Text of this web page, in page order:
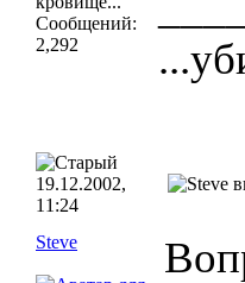
Сообщений:
2,292
19.12.2002,
11:24
Steve